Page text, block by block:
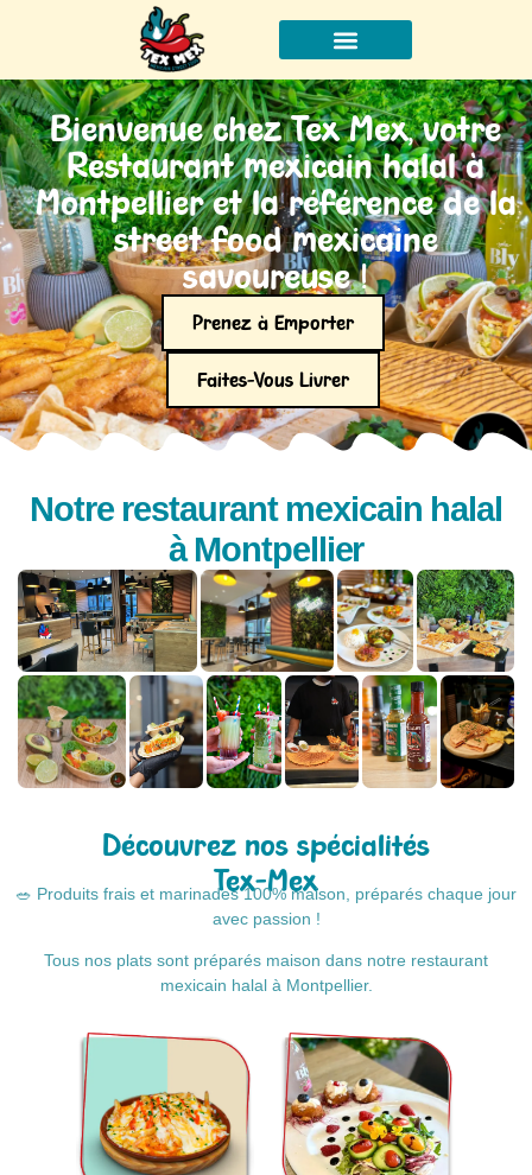
Bienvenue chez Tex Mex, votre
Restaurant mexicain halal à
Montpellier et la référence de la
street food mexicaine
savoureuse !
Prenez à Emporter
Faites-Vous Livrer
Notre restaurant mexicain halal
à Montpellier
Découvrez nos spécialités
Tex-Mex
🥗 Produits frais et marinades 100% maison, préparés chaque jour
avec passion !
Tous nos plats sont préparés maison dans notre restaurant
mexicain halal à Montpellier.